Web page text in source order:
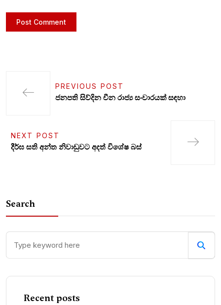
PREVIOUS POST
ජනපති සිව්දින චීන රාජ්‍ය සංචාරයක් සඳහා
NEXT POST
දීර්ඝ සති අන්ත නිවාඩුවට අදත් විශේෂ බස්
Search
Recent posts